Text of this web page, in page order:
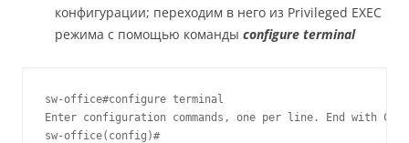
конфигурации; переходим в него из Privileged EXEC
режима с помощью команды configure terminal
sw-office#configure terminal
Enter configuration commands, one per line. End with
sw-office(config)#